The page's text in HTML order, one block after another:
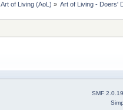
Art of Living (AoL) » Art of Living - Doers'
SMF 2.0.19